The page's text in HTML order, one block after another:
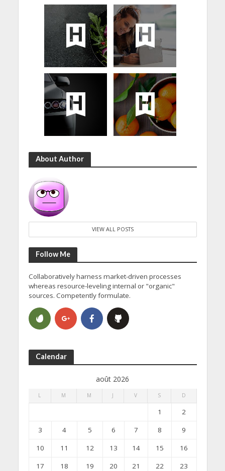
About Author
VIEW ALL POSTS
Follow Me
Collaboratively harness market-driven processes
whereas resource-leveling internal or "organic"
sources. Competently formulate.
Calendar
août 2026
L M M J V S D
1
2
3
4 5 6 7 8
9
10
11 12 13 14 15
16
17
18 19 20 21 22
23